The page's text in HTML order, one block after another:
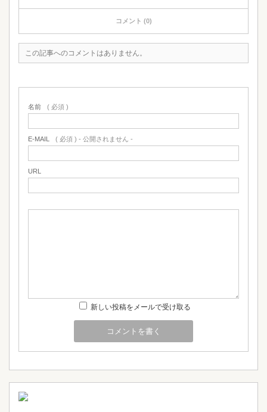
コメント (0)
この記事へのコメントはありません。
名前 ( 必須 )
E-MAIL ( 必須 ) - 公開されません -
URL
新しい投稿をメールで受け取る